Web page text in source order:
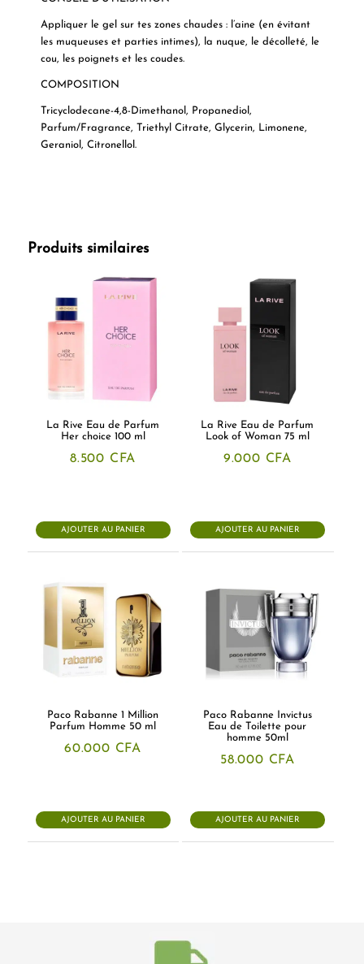
Appliquer le gel sur tes zones chaudes : l’aine (en évitant
les muqueuses et parties intimes), la nuque, le décolleté, le
cou, les poignets et les coudes.
COMPOSITION
Tricyclodecane-4,8-Dimethanol, Propanediol,
Parfum/Fragrance, Triethyl Citrate, Glycerin, Limonene,
Geraniol, Citronellol.
Produits similaires
La Rive Eau de Parfum
Her choice 100 ml
8.500 CFA
AJOUTER AU PANIER
La Rive Eau de Parfum
Look of Woman 75 ml
9.000 CFA
AJOUTER AU PANIER
Paco Rabanne 1 Million
Parfum Homme 50 ml
60.000 CFA
AJOUTER AU PANIER
Paco Rabanne Invictus
Eau de Toilette pour
homme 50ml
58.000 CFA
AJOUTER AU PANIER